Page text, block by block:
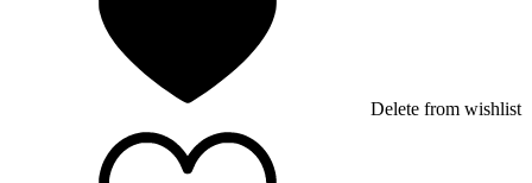
Delete from wishlist